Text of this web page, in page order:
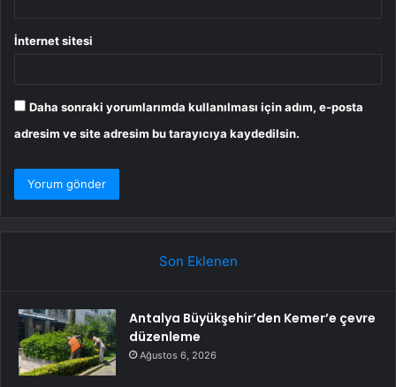
İnternet sitesi
Daha sonraki yorumlarımda kullanılması için adım, e-posta
adresim ve site adresim bu tarayıcıya kaydedilsin.
Son Eklenen
Antalya Büyükşehir’den Kemer’e çevre
düzenleme
Ağustos 6, 2026